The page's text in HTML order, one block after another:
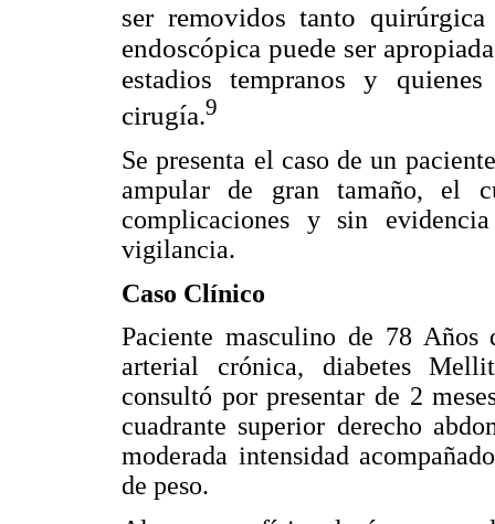
ser removidos tanto quirúrgica
endoscópica puede ser
estadios tempranos y
cirugía.9
Se presenta el caso de un
ampular de gran tamaño, el
complicaciones y sin
vigilancia.
Caso Clínico
Paciente masculino de 78 Años
arterial crónica, diabetes
consultó por presentar de 2
cuadrante superior derecho
moderada intensidad
de peso.